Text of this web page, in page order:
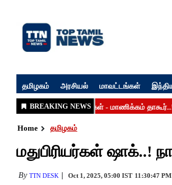
தமிழகம் அரசியல் மாவட்டங்கள்
Home தமிழகம்
மதுபிரியர்கள்
By TTN DESK Oct 1, 2025, 05:00 IST 11:30:47 PM